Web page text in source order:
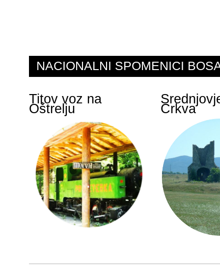
NACIONALNI SPOMENICI
Titov voz na
Oštrelju Crkva